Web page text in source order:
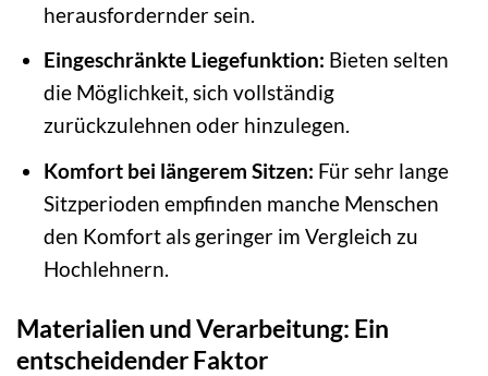
herausfordernder sein.
Eingeschränkte Liegefunktion: Bieten selten
die Möglichkeit, sich vollständig
zurückzulehnen oder hinzulegen.
Komfort bei längerem Sitzen: Für sehr lange
Sitzperioden empfinden manche Menschen
den Komfort als geringer im Vergleich zu
Hochlehnern.
Materialien und Verarbeitung: Ein
entscheidender Faktor